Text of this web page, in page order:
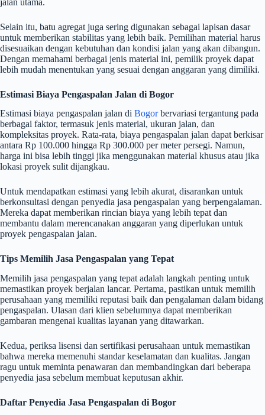
Selain itu, batu agregat juga sering digunakan sebagai lapisan dasar
untuk memberikan stabilitas yang lebih baik. Pemilihan material harus
disesuaikan dengan kebutuhan dan kondisi jalan yang akan dibangun.
Dengan memahami berbagai jenis material ini, pemilik proyek dapat
lebih mudah menentukan yang sesuai dengan anggaran yang dimiliki.
Estimasi Biaya Pengaspalan Jalan di Bogor
Estimasi biaya pengaspalan jalan di Bogorbervariasi tergantung pada
berbagai faktor, termasuk jenis material, ukuran jalan, dan
kompleksitas proyek. Rata-rata, biaya pengaspalan jalan dapat berkisar
antara Rp 100.000 hingga Rp 300.000 per meter persegi. Namun,
harga ini bisa lebih tinggi jika menggunakan material khusus atau jika
lokasi proyek sulit dijangkau.
Untuk mendapatkan estimasi yang lebih akurat, disarankan untuk
berkonsultasi dengan penyedia jasa pengaspalan yang berpengalaman.
Mereka dapat memberikan rincian biaya yang lebih tepat dan
membantu dalam merencanakan anggaran yang diperlukan untuk
proyek pengaspalan jalan.
Tips Memilih Jasa Pengaspalan yang Tepat
Memilih jasa pengaspalan yang tepat adalah langkah penting untuk
memastikan proyek berjalan lancar. Pertama, pastikan untuk memilih
perusahaan yang memiliki reputasi baik dan pengalaman dalam bidang
pengaspalan. Ulasan dari klien sebelumnya dapat memberikan
gambaran mengenai kualitas layanan yang ditawarkan.
Kedua, periksa lisensi dan sertifikasi perusahaan untuk memastikan
bahwa mereka memenuhi standar keselamatan dan kualitas. Jangan
ragu untuk meminta penawaran dan membandingkan dari beberapa
penyedia jasa sebelum membuat keputusan akhir.
Daftar Penyedia Jasa Pengaspalan di Bogor